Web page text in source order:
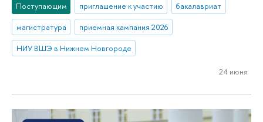
Поступающим приглашение к участию
бакалавриат
магистратура
приемная кампания 2026
НИУ ВШЭ в Нижнем Новгороде
24 июня